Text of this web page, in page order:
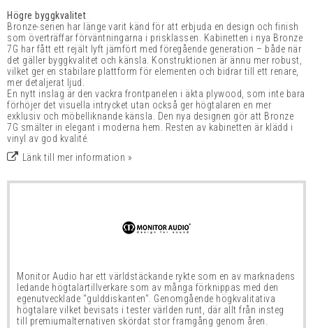
Högre byggkvalitet
Bronze-serien har länge varit känd för att erbjuda en design och finish
som överträffar förväntningarna i prisklassen. Kabinetten i nya Bronze
7G har fått ett rejält lyft jämfört med föregående generation – både när
det gäller byggkvalitet och känsla. Konstruktionen är ännu mer robust,
vilket ger en stabilare plattform för elementen och bidrar till ett renare,
mer detaljerat ljud.
En nytt inslag är den vackra frontpanelen i äkta plywood, som inte bara
förhöjer det visuella intrycket utan också ger högtalaren en mer
exklusiv och möbelliknande känsla. Den nya designen gör att Bronze
7G smälter in elegant i moderna hem. Resten av kabinetten är klädd i
vinyl av god kvalité.
Länk till mer information »
Monitor Audio har ett världstäckande rykte som en av marknadens
ledande högtalartillverkare som av många förknippas med den
egenutvecklade "gulddiskanten". Genomgående högkvalitativa
högtalare vilket bevisats i tester världen runt, där allt från insteg
till premiumalternativen skördat stor framgång genom åren.